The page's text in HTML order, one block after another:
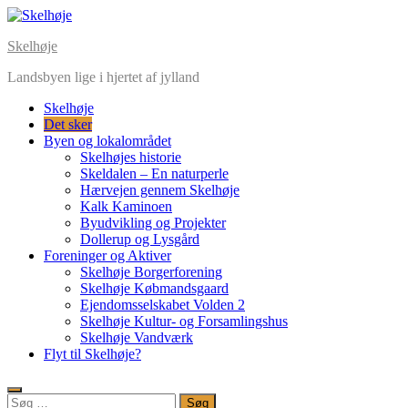
Skip
content
Skelhøje
Landsbyen lige i hjertet af jylland
Skelhøje
Det sker
Byen og lokalområdet
Skelhøjes historie
Skeldalen – En naturperle
Hærvejen gennem Skelhøje
Kalk Kaminoen
Byudvikling og Projekter
Dollerup og Lysgård
Foreninger og Aktiver
Skelhøje Borgerforening
Skelhøje Købmandsgaard
Ejendomsselskabet Volden 2
Skelhøje Kultur- og Forsamlingshus
Skelhøje Vandværk
Flyt til Skelhøje?
Søg